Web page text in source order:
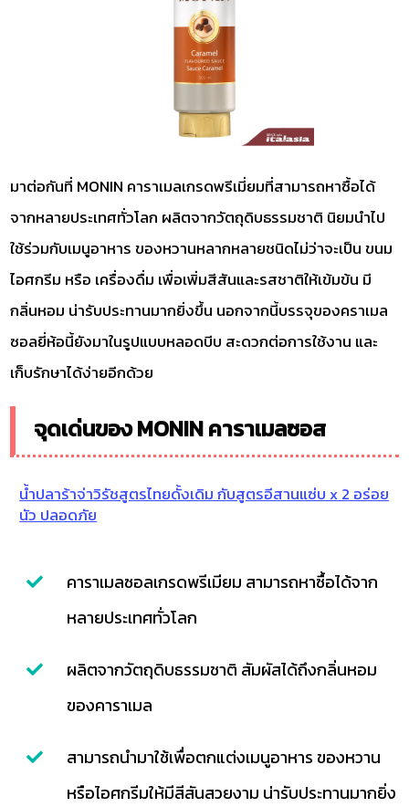
มาต่อกันที่ MONIN คาราเมลเกรดพรีเมี่ยมที่สามารถหาซื้อได้
จากหลายประเทศทั่วโลก ผลิตจากวัตถุดิบธรรมชาติ นิยมนำไป
ใช้ร่วมกับเมนูอาหาร ของหวานหลากหลายชนิดไม่ว่าจะเป็น ขนม
ไอศกรีม หรือ เครื่องดื่ม เพื่อเพิ่มสีสันและรสชาติให้เข้มข้น มี
กลิ่นหอม น่ารับประทานมากยิ่งขึ้น นอกจากนี้บรรจุของคราเมล
ซอลยี่ห้อนี้ยังมาในรูปแบบหลอดบีบ สะดวกต่อการใช้งาน และ
เก็บรักษาได้ง่ายอีกด้วย
จุดเด่นของ MONIN คาราเมลซอส
น้ำปลาร้าจ่าวิรัชสูตรไทยดั้งเดิม กับสูตรอีสานแซ่บ x 2 อร่อย
นัว ปลอดภัย
คาราเมลซอลเกรดพรีเมียม สามารถหาซื้อได้จาก
หลายประเทศทั่วโลก
ผลิตจากวัตถุดิบธรรมชาติ สัมผัสได้ถึงกลิ่นหอม
ของคาราเมล
สามารถนำมาใช้เพื่อตกแต่งเมนูอาหาร ของหวาน
หรือไอศกรีมให้มีสีสันสวยงาม น่ารับประทานมากยิ่ง